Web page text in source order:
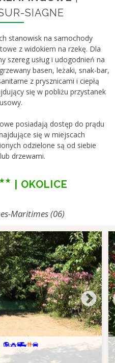
SIAGNE
stanowisk na samochody
z widokiem na rzekę. Dla
szereg usług i udogodnień na
basen, leżaki, snak-bar,
z prysznicami i ciepłą
się w pobliżu przystanek
posiadają dostęp do prądu
się w miejscach
odzielone są od siebie
drzewami.
| OKOLICE
Maritimes (06)